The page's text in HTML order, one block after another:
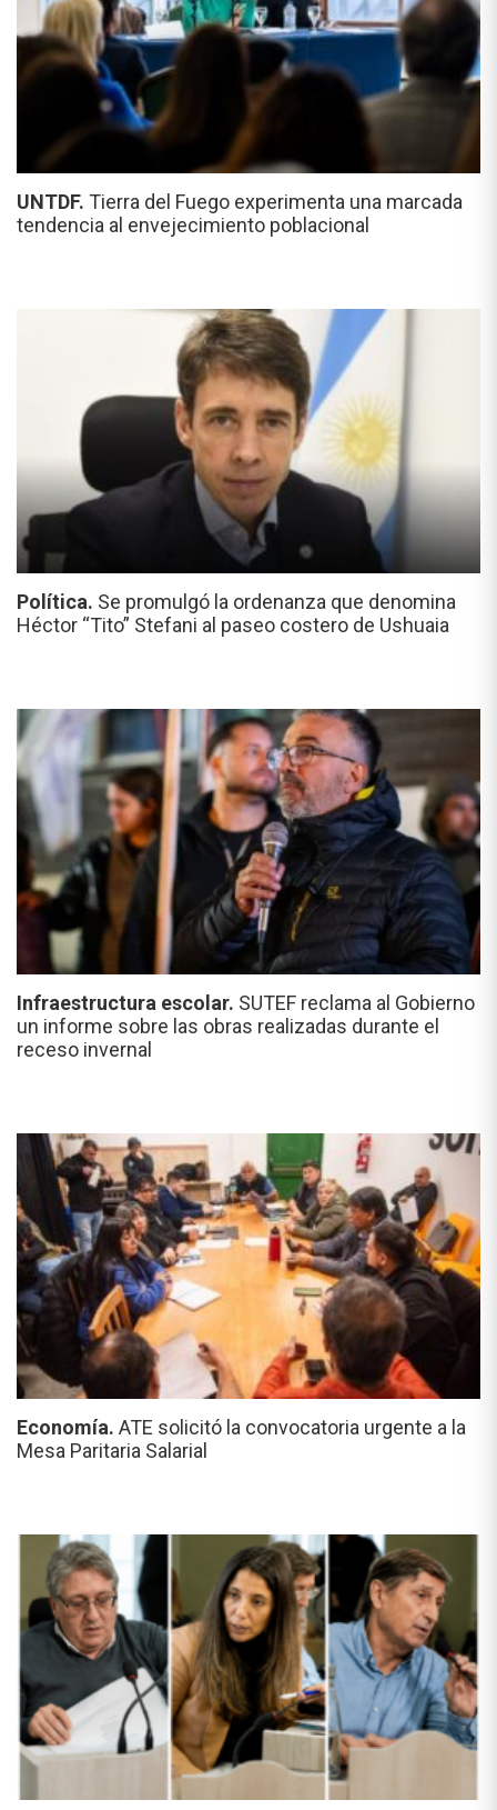
UNTDF. Tierra del Fuego experimenta una marcada
tendencia al envejecimiento poblacional
Política. Se promulgó la ordenanza que denomina
Héctor “Tito” Stefani al paseo costero de Ushuaia
Infraestructura escolar. SUTEF reclama al Gobierno
un informe sobre las obras realizadas durante el
receso invernal
Economía. ATE solicitó la convocatoria urgente a la
Mesa Paritaria Salarial